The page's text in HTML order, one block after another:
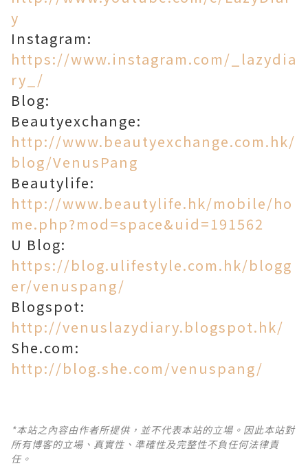
y
Instagram:
https://www.instagram.com/_lazydia
ry_/
Blog:
Beautyexchange:
http://www.beautyexchange.com.hk/
blog/VenusPang
Beautylife:
http://www.beautylife.hk/mobile/ho
me.php?mod=space&uid=191562
U Blog:
https://blog.ulifestyle.com.hk/blogg
er/venuspang/
Blogspot:
http://venuslazydiary.blogspot.hk/
She.com:
http://blog.she.com/venuspang/
*本站之內容由作者所提供，並不代表本站的立場。因此本站對
所有博客的立場、真實性、準確性及完整性不負任何法律責
任。